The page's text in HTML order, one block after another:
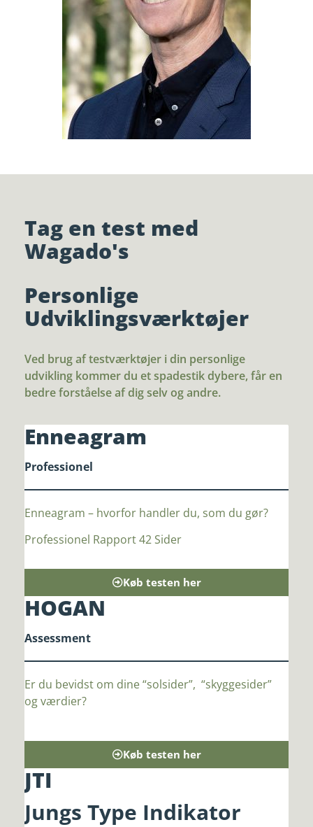
Tag en test med
Wagado's
Personlige
Udviklingsværktøjer
Ved brug af testværktøjer i din personlige
udvikling kommer du et spadestik dybere, får en
bedre forståelse af dig selv og andre.
Enneagram
Professionel
Enneagram – hvorfor handler du, som du gør?
Professionel Rapport 42 Sider
Køb testen her
HOGAN
Assessment
Er du bevidst om dine “solsider”, “skyggesider”
og værdier?
Køb testen her
JTI
Jungs Type Indikator